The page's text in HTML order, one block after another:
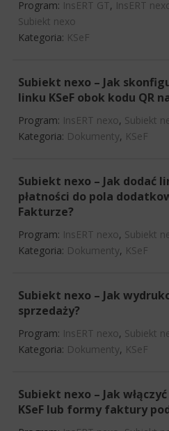
Program: InsERT GT, InsERT
Subiekt nexo
Kategoria: KSeF
Subiekt nexo – Jak
linku KSeF obok kodu QR
Program: InsERT nexo, Subiekt
Kategoria: Dokumenty, KSeF
Subiekt nexo – Jak dodać
płatności do pola
Fakturze?
Program: InsERT nexo, Subiekt
Kategoria: Dokumenty, KSeF
Subiekt nexo – Jak
sprzedaży?
Program: InsERT nexo, Subiekt
Kategoria: Dokumenty, KSeF
Subiekt nexo – Jak
KSeF lub formy faktury